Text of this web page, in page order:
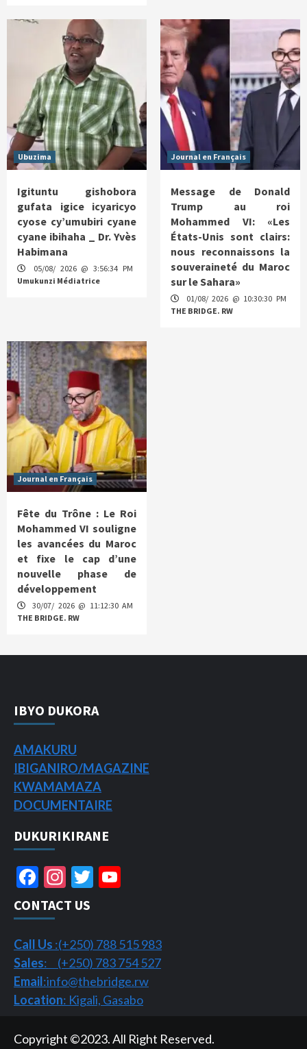
Ubuzima
Igituntu gishobora
gufata igice icyaricyo
cyose cy’umubiri cyane
cyane ibihaha _ Dr. Yvès
Habimana
05/08/ 2026 @ 3:56:34 PM
Umukunzi Médiatrice
Journal en Français
Message de Donald
Trump au roi
Mohammed VI: «Les
États-Unis sont clairs:
nous reconnaissons la
souveraineté du Maroc
sur le Sahara»
01/08/ 2026 @ 10:30:30 PM
THE BRIDGE. RW
Journal en Français
Fête du Trône : Le Roi
Mohammed VI souligne
les avancées du Maroc
et fixe le cap d’une
nouvelle phase de
développement
30/07/ 2026 @ 11:12:30 AM
THE BRIDGE. RW
IBYO DUKORA
AMAKURU
IBIGANIRO/MAGAZINE
KWAMAMAZA
DOCUMENTAIRE
DUKURIKIRANE
Facebook
Instagram
Twitter
CONTACT US
Call Us :(+250) 788 515 983
Sales: (+250) 783 754 527
Email:info@thebridge.rw
Location: Kigali, Gasabo
Copyright ©2023. All Right Reserved.